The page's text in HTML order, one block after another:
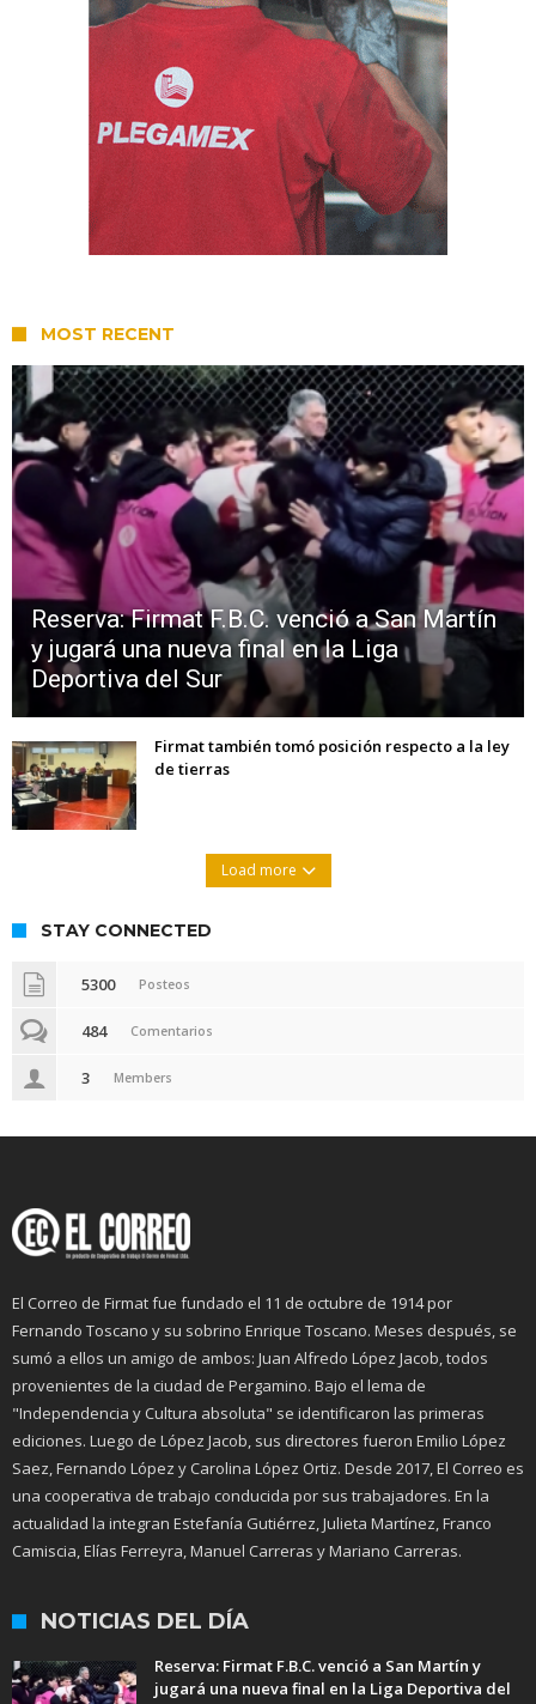
MOST RECENT
Reserva: Firmat F.B.C. venció a San Martín
y jugará una nueva final en la Liga
Deportiva del Sur
Firmat también tomó posición respecto a la ley
de tierras
Load more
STAY CONNECTED
5300 Posteos
484 Comentarios
3 Members
El Correo de Firmat fue fundado el 11 de octubre de 1914 por
Fernando Toscano y su sobrino Enrique Toscano. Meses después, se
sumó a ellos un amigo de ambos: Juan Alfredo López Jacob, todos
provenientes de la ciudad de Pergamino. Bajo el lema de
"Independencia y Cultura absoluta" se identificaron las primeras
ediciones. Luego de López Jacob, sus directores fueron Emilio López
Saez, Fernando López y Carolina López Ortiz. Desde 2017, El Correo es
una cooperativa de trabajo conducida por sus trabajadores. En la
actualidad la integran Estefanía Gutiérrez, Julieta Martínez, Franco
Camiscia, Elías Ferreyra, Manuel Carreras y Mariano Carreras.
NOTICIAS DEL DÍA
Reserva: Firmat F.B.C. venció a San Martín y
jugará una nueva final en la Liga Deportiva del